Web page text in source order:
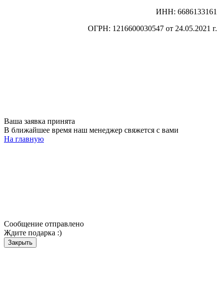
ИНН: 6686133161
ОГРН: 1216600030547 от 24.05.2021 г.
Ваша заявка принята
В ближайшее время наш менеджер свяжется с вами
На главную
Сообщение отправлено
Ждите подарка :)
Закрыть